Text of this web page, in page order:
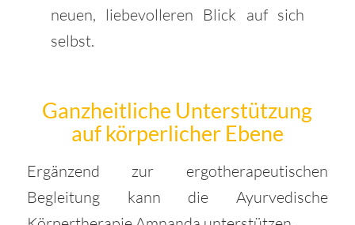
neuen, liebevolleren Blick auf sich
selbst.
Ganzheitliche Unterstützung
auf körperlicher Ebene
Ergänzend zur ergotherapeutischen
Begleitung kann die Ayurvedische